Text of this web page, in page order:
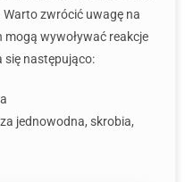
zwrócić uwagę na
mogą wywoływać reakcje
się następująco:
jednowodna, skrobia,